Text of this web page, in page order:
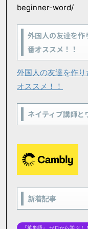
beginner-word/
外国人の友達を作
番オススメ！！
外国人の友達を作
オススメ！！
ネイティブ講師と
新着記事
『英単語』 ゼロから学ぶ！！